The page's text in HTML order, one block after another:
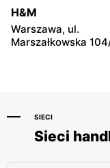
POLOmarket
H&M
Warszawa, ul.
Marszałkowska
SIECI
Sieci